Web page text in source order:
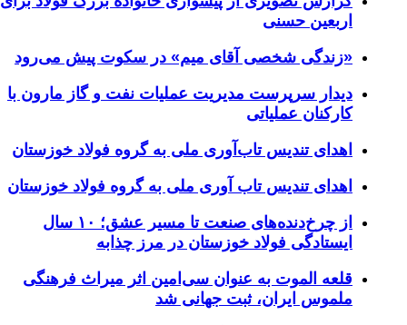
حسنی
شخصی آقای میم» در سکوت پیش می‌رود
سرپرست مدیریت عملیات نفت و گاز مارون با
عملیاتی
تندیس تاب‌آوری ملی به گروه فولاد خوزستان
تندیس تاب آوری ملی به گروه فولاد خوزستان
از چرخ‌دنده‌های صنعت تا مسیر عشق؛ ۱۰ سال
فولاد خوزستان در مرز چذابه
الموت به عنوان سی‌امین اثر میراث‌ فرهنگی
ایران، ثبت جهانی شد